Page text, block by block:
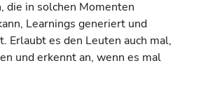
die in solchen Momenten
Learnings generiert und
Erlaubt es den Leuten auch mal,
und erkennt an, wenn es mal